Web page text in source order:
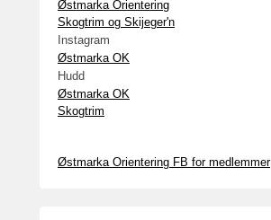
Østmarka Orientering
Skogtrim og Skijeger'n
Instagram
Østmarka OK
Hudd
Østmarka OK
Skogtrim
Østmarka Orientering FB for medlemmer